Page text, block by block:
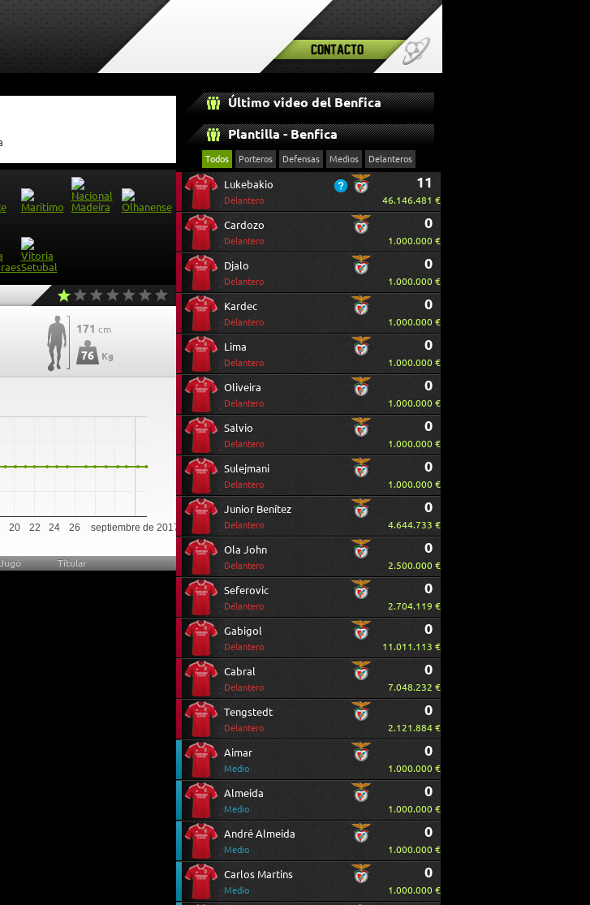
Contacto
171 cm
76 Kg
septiembre de 2017
20 22 24 26
Jugó Titular
Último video del Benfica
Plantilla - Benfica
Todos Porteros Defensas Medios Delanteros
Lukebakio
Delantero
11
46.146.481 €
Cardozo
Delantero
0
1.000.000 €
Djalo
Delantero
0
1.000.000 €
Kardec
Delantero
0
1.000.000 €
Lima
Delantero
0
1.000.000 €
Oliveira
Delantero
0
1.000.000 €
Salvio
Delantero
0
1.000.000 €
Sulejmani
Delantero
0
1.000.000 €
Junior Benítez
Delantero
0
4.644.733 €
Ola John
Delantero
0
2.500.000 €
Seferovic
Delantero
0
2.704.119 €
Gabigol
Delantero
0
11.011.113 €
Cabral
Delantero
0
7.048.232 €
Tengstedt
Delantero
0
2.121.884 €
Aimar
Medio
0
1.000.000 €
Almeida
Medio
0
1.000.000 €
André Almeida
Medio
0
1.000.000 €
Carlos Martins
Medio
0
1.000.000 €